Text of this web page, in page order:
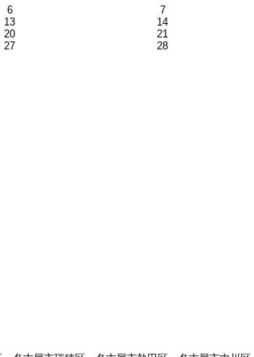
6 7
13 14
20 21
27 28